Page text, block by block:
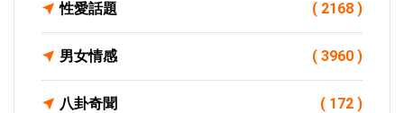
性愛話題 ( 2168 )
男女情感 ( 3960 )
八卦奇聞 ( 172 )